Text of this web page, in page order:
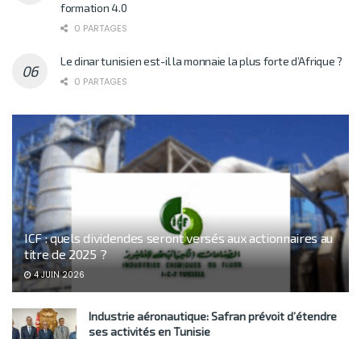
formation 4.0
0 PARTAGES
Le dinar tunisien est-il la monnaie la plus forte d’Afrique ?
0 PARTAGES
ICF : quels dividendes seront versés aux actionnaires au
titre de 2025 ?
4 JUIN 2026
Industrie aéronautique: Safran prévoit d’étendre
ses activités en Tunisie